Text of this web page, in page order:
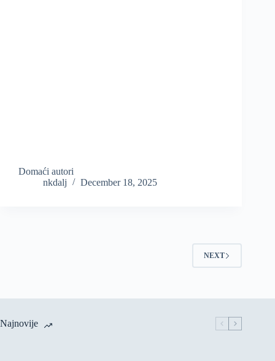
Domaći autori
nkdalj
December 18, 2025
NEXT
Najnovije